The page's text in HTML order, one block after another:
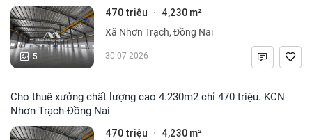
5
470 triệu · 4,230 m²
Xã Nhơn Trạch, Đồng Nai
30-07-2026
Cho thuê xưởng chất lượng cao 4.230m2 chỉ 470 triệu. KCN
Nhơn Trạch-Đồng Nai
470 triệu · 4,230 m²